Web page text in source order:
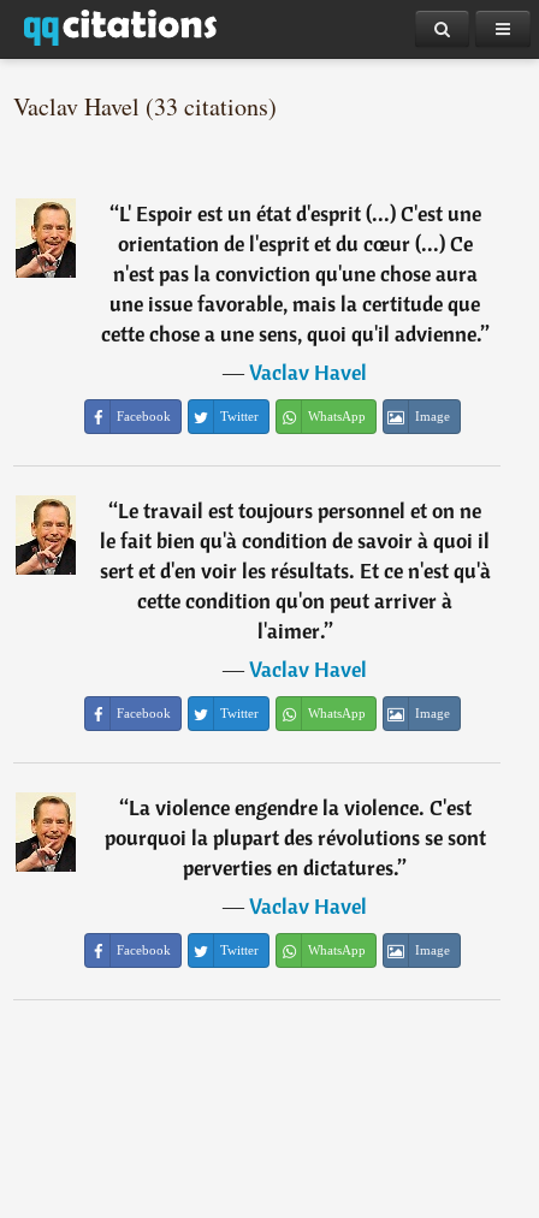
Vaclav Havel (33 citations)
“L' Espoir est un état d'esprit (...) C'est une
orientation de l'esprit et du cœur (...) Ce
n'est pas la conviction qu'une chose aura
une issue favorable, mais la certitude que
cette chose a une sens, quoi qu'il advienne.”
―Vaclav Havel
Facebook Twitter WhatsApp Image
“Le travail est toujours personnel et on ne
le fait bien qu'à condition de savoir à quoi il
sert et d'en voir les résultats. Et ce n'est qu'à
cette condition qu'on peut arriver à
l'aimer.”
―Vaclav Havel
Facebook Twitter WhatsApp Image
“La violence engendre la violence. C'est
pourquoi la plupart des révolutions se sont
perverties en dictatures.”
―Vaclav Havel
Facebook Twitter WhatsApp Image